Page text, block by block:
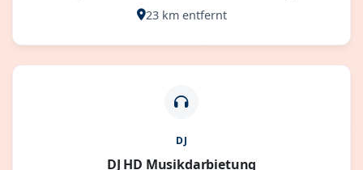
23 km entfernt
DJ
DJ HD Musikdarbietung